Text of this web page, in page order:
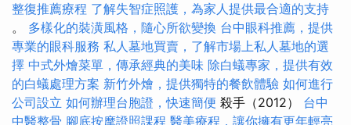
整復推薦療程 了解失智症照護，為家人提供最合適的支持
。 多樣化的裝潢風格，隨心所欲變換 台中眼科推薦，提供
專業的眼科服務 私人墓地買賣，了解市場上私人墓地的選
擇 中式外燴菜單，傳承經典的美味 除白蟻專家，提供有效
的白蟻處理方案 新竹外燴，提供獨特的餐飲體驗 如何進行
公司設立 如何辦理台胞證，快速簡便 殺手（2012） 台中
中醫整骨 腳底按摩證照課程 醫美療程，讓你擁有更年輕亮